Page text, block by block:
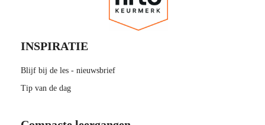
INSPIRATIE
Blijf bij de les - nieuwsbrief
Tip van de dag